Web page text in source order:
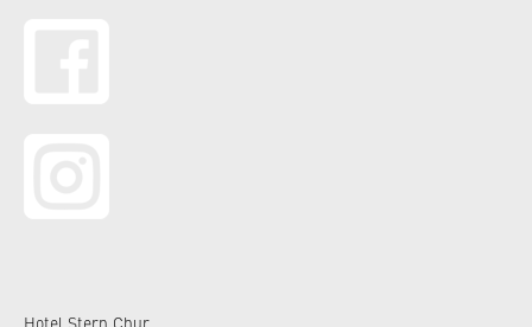
Hotel Stern Chur